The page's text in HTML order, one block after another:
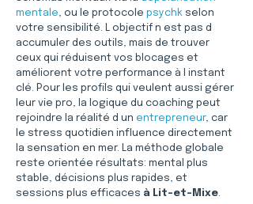
mentale, ou le protocole psychk selon
votre sensibilité. L objectif n est pas d
accumuler des outils, mais de trouver
ceux qui réduisent vos blocages et
améliorent votre performance à l instant
clé. Pour les profils qui veulent aussi gérer
leur vie pro, la logique du coaching peut
rejoindre la réalité d un entrepreneur, car
le stress quotidien influence directement
la sensation en mer. La méthode globale
reste orientée résultats: mental plus
stable, décisions plus rapides, et
sessions plus efficaces à Lit-et-Mixe.